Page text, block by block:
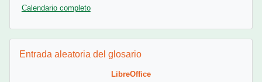
Calendario completo
Entrada aleatoria del glosario
LibreOffice